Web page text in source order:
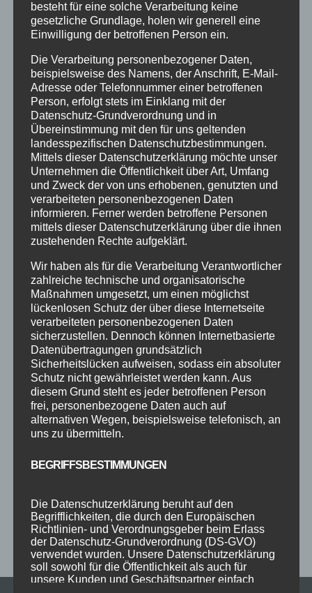
SUCHE
NEUESTE BEITRÄGE
SCHNUPPERTAG 2026
Abschlussball 2026
WEIHNACHTSFERIEN
KATEGORIEN
Kategorien
SCHLAGWÖRTER
2023 2024 Allgäu Anfängerkurs
Boogie
Charity
cool
Dance
dancing
Deine Tanzschule Einsteigerkurs
Event
Ferien
Ferienprogramm Fitness
Fitnessprogramm
Fortgeschrittene
Gesellschaftstanz
Immenstadt
im Schloss
Jive Jugendliche online
Paartanz
Schaut hin!
Schloss Immenstadt
Training
Weihnachten Workout
Workshop
Workshop tanzen
Zumba Zumba Kurs Übungsabend
besteht für eine solche Verarbeitung keine
gesetzliche Grundlage, holen wir generell eine
Einwilligung der betroffenen Person ein.
Die Verarbeitung personenbezogener Daten,
beispielsweise des Namens, der Anschrift, E-Mail-
Adresse oder Telefonnummer einer betroffenen
Person, erfolgt stets im Einklang mit der
Datenschutz-Grundverordnung und in
Übereinstimmung mit den für uns geltenden
landesspezifischen Datenschutzbestimmungen.
Mittels dieser Datenschutzerklärung möchte unser
Unternehmen die Öffentlichkeit über Art, Umfang
und Zweck der von uns erhobenen, genutzten und
verarbeiteten personenbezogenen Daten
informieren. Ferner werden betroffene Personen
mittels dieser Datenschutzerklärung über die ihnen
zustehenden Rechte aufgeklärt.
Wir haben als für die Verarbeitung Verantwortlicher
zahlreiche technische und organisatorische
Maßnahmen umgesetzt, um einen möglichst
lückenlosen Schutz der über diese Internetseite
verarbeiteten personenbezogenen Daten
sicherzustellen. Dennoch können Internetbasierte
Datenübertragungen grundsätzlich
Sicherheitslücken aufweisen, sodass ein absoluter
Schutz nicht gewährleistet werden kann. Aus
diesem Grund steht es jeder betroffenen Person
frei, personenbezogene Daten auch auf
alternativen Wegen, beispielsweise telefonisch, an
uns zu übermitteln.
BEGRIFFSBESTIMMUNGEN
Die Datenschutzerklärung beruht auf den
Begrifflichkeiten, die durch den Europäischen
Richtlinien- und Verordnungsgeber beim Erlass
der Datenschutz-Grundverordnung (DS-GVO)
verwendet wurden. Unsere Datenschutzerklärung
soll sowohl für die Öffentlichkeit als auch für
unsere Kunden und Geschäftspartner einfach